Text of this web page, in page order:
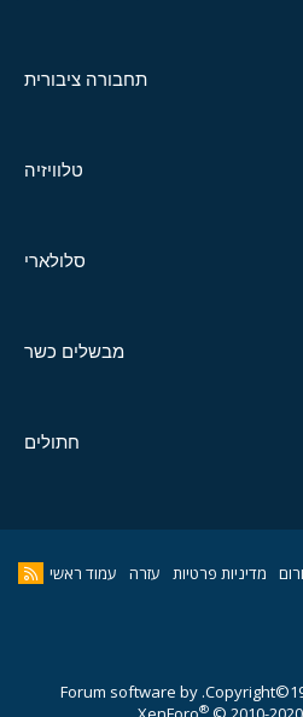
תחבורה ציבורית
טלוויזיה
סלולארי
מבשלים כשר
חתולים
מדיניות פרטיות עזרה עמוד ראשי
Forum software by
®